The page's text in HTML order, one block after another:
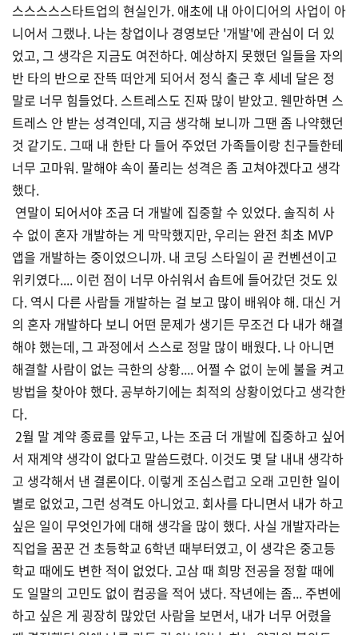
스스스스스타트업의 현실인가. 애초에 내 아이디어의 사업이 아
니어서 그랬나. 나는 창업이나 경영보단 '개발'에 관심이 더 있
었고, 그 생각은 지금도 여전하다. 예상하지 못했던 일들을 자의
반 타의 반으로 잔뜩 떠안게 되어서 정식 출근 후 세네 달은 정
말로 너무 힘들었다. 스트레스도 진짜 많이 받았고. 웬만하면 스
트레스 안 받는 성격인데, 지금 생각해 보니까 그땐 좀 나약했던
것 같기도. 그때 내 한탄 다 들어 주었던 가족들이랑 친구들한테
너무 고마워. 말해야 속이 풀리는 성격은 좀 고쳐야겠다고 생각
했다.
연말이 되어서야 조금 더 개발에 집중할 수 있었다. 솔직히 사
수 없이 혼자 개발하는 게 막막했지만, 우리는 완전 최초 MVP
앱을 개발하는 중이었으니까. 내 코딩 스타일이 곧 컨벤션이고
위키였다.... 이런 점이 너무 아쉬워서 솝트에 들어갔던 것도 있
다. 역시 다른 사람들 개발하는 걸 보고 많이 배워야 해. 대신 거
의 혼자 개발하다 보니 어떤 문제가 생기든 무조건 다 내가 해결
해야 했는데, 그 과정에서 스스로 정말 많이 배웠다. 나 아니면
해결할 사람이 없는 극한의 상황.... 어쩔 수 없이 눈에 불을 켜고
방법을 찾아야 했다. 공부하기에는 최적의 상황이었다고 생각한
다.
2월 말 계약 종료를 앞두고, 나는 조금 더 개발에 집중하고 싶어
서 재계약 생각이 없다고 말씀드렸다. 이것도 몇 달 내내 생각하
고 생각해서 낸 결론이다. 이렇게 조심스럽고 오래 고민한 일이
별로 없었고, 그런 성격도 아니었고. 회사를 다니면서 내가 하고
싶은 일이 무엇인가에 대해 생각을 많이 했다. 사실 개발자라는
직업을 꿈꾼 건 초등학교 6학년 때부터였고, 이 생각은 중고등
학교 때에도 변한 적이 없었다. 고삼 때 희망 전공을 정할 때에
도 일말의 고민도 없이 컴공을 적어 냈다. 작년에는 좀... 주변에
하고 싶은 게 굉장히 많았던 사람을 보면서, 내가 너무 어렸을